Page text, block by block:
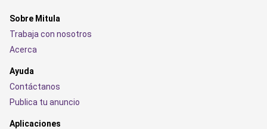
Sobre Mitula
Trabaja con nosotros
Acerca
Ayuda
Contáctanos
Publica tu anuncio
Aplicaciones